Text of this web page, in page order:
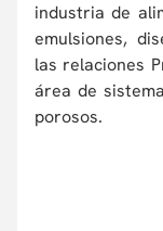
industria de
emulsiones,
las relaciones
área de
porosos.